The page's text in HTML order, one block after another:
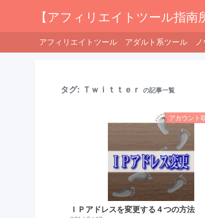
【アフィリエイトツール指
アフィリエイトツール アダルト系ツール
タグ: Ｔｗｉｔｔｅｒ の記事一覧
ＩＰアドレスを変更する４つの方法
アカウント